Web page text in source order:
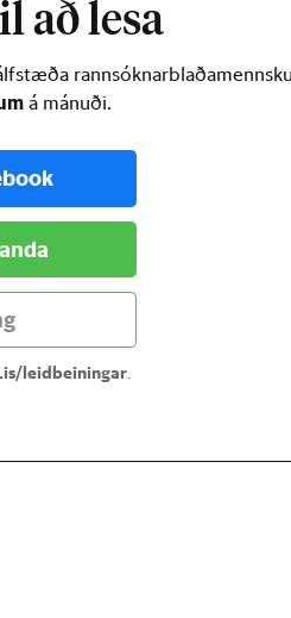
að lesa
á mánuði.
leidbeiningar.